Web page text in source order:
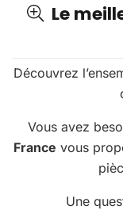
Le
Découvrez
Vous avez
France vous
Une